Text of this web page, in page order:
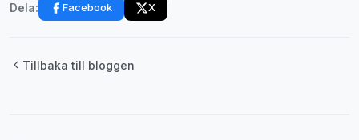
Dela: Facebook X
Tillbaka till bloggen